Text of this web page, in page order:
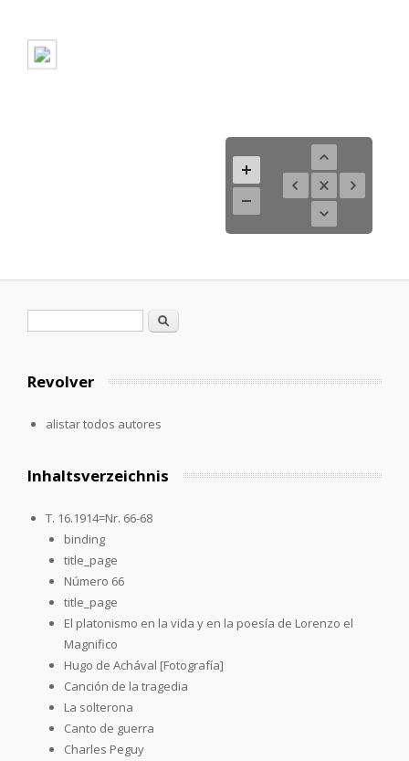
Formulario de búsqueda
Buscar
Revolver
alistar todos autores
Inhaltsverzeichnis
T. 16.1914=Nr. 66-68
binding
title_page
Número 66
title_page
El platonismo en la vida y en la poesía de Lorenzo el
Magnifico
Hugo de Achával [Fotografía]
Canción de la tragedia
La solterona
Canto de guerra
Charles Peguy